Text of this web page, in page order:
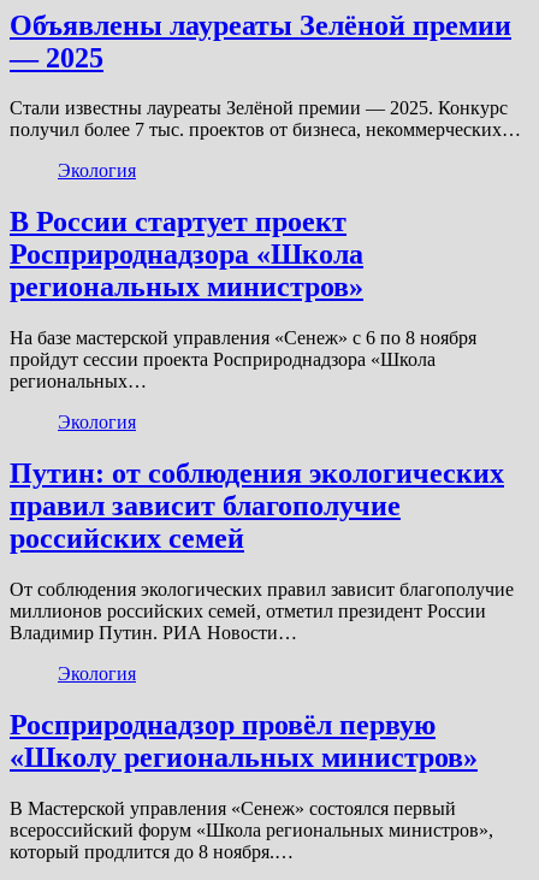
Объявлены лауреаты Зелёной премии
— 2025
Стали известны лауреаты Зелёной премии — 2025. Конкурс
получил более 7 тыс. проектов от бизнеса, некоммерческих…
Экология
В России стартует проект
Росприроднадзора «Школа
региональных министров»
На базе мастерской управления «Сенеж» с 6 по 8 ноября
пройдут сессии проекта Росприроднадзора «Школа
региональных…
Экология
Путин: от соблюдения экологических
правил зависит благополучие
российских семей
От соблюдения экологических правил зависит благополучие
миллионов российских семей, отметил президент России
Владимир Путин. РИА Новости…
Экология
Росприроднадзор провёл первую
«Школу региональных министров»
В Мастерской управления «Сенеж» состоялся первый
всероссийский форум «Школа региональных министров»,
который продлится до 8 ноября.…